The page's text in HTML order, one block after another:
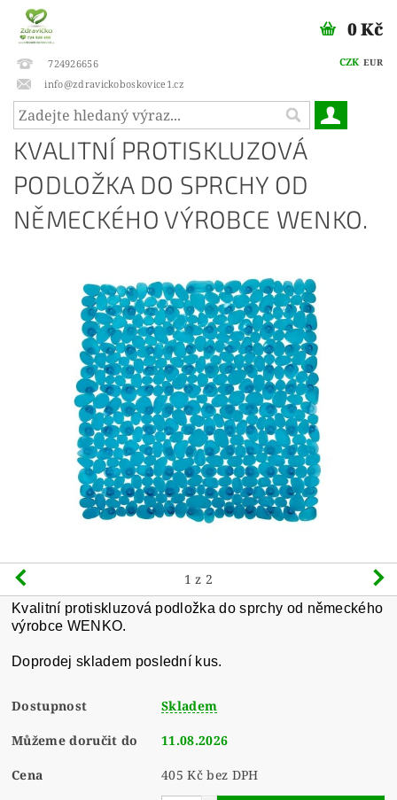
724926656
info@zdravickoboskovice1.cz
CZK EUR
0 Kč
KVALITNÍ PROTISKLUZOVÁ
PODLOŽKA DO SPRCHY OD
NĚMECKÉHO VÝROBCE WENKO.
1 z 2
Kvalitní protiskluzová podložka do sprchy od německého
výrobce WENKO.
Doprodej skladem poslední kus.
Dostupnost Skladem
Můžeme doručit do 11.08.2026
Cena 405 Kč bez DPH